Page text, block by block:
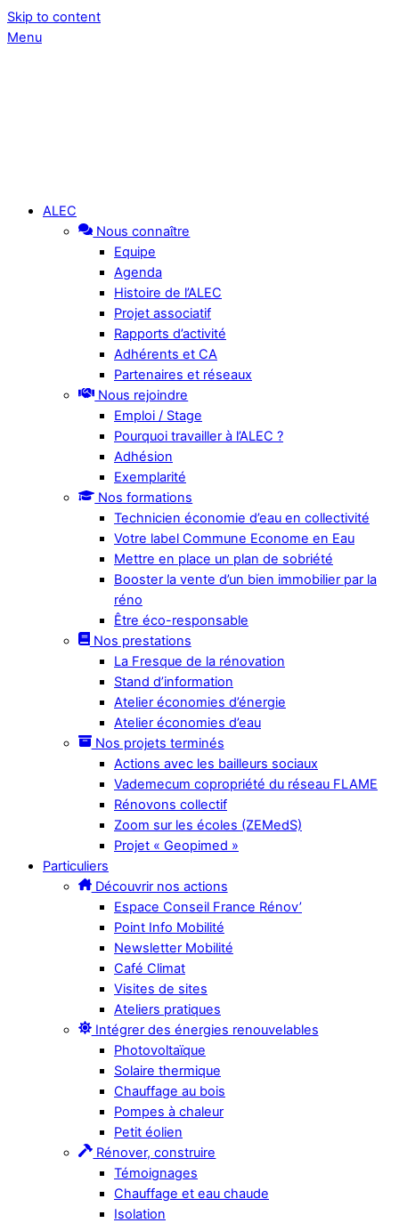
Skip to content
Menu
ALEC
Nous connaître
Equipe
Agenda
Histoire de l’ALEC
Projet associatif
Rapports d’activité
Adhérents et CA
Partenaires et réseaux
Nous rejoindre
Emploi / Stage
Pourquoi travailler à l’ALEC ?
Adhésion
Exemplarité
Nos formations
Technicien économie d’eau en collectivité
Votre label Commune Econome en Eau
Mettre en place un plan de sobriété
Booster la vente d’un bien immobilier par la
réno
Être éco-responsable
Nos prestations
La Fresque de la rénovation
Stand d’information
Atelier économies d’énergie
Atelier économies d’eau
Nos projets terminés
Actions avec les bailleurs sociaux
Vademecum copropriété du réseau FLAME
Rénovons collectif
Zoom sur les écoles (ZEMedS)
Projet « Geopimed »
Particuliers
Découvrir nos actions
Espace Conseil France Rénov’
Point Info Mobilité
Newsletter Mobilité
Café Climat
Visites de sites
Ateliers pratiques
Intégrer des énergies renouvelables
Photovoltaïque
Solaire thermique
Chauffage au bois
Pompes à chaleur
Petit éolien
Rénover, construire
Témoignages
Chauffage et eau chaude
Isolation